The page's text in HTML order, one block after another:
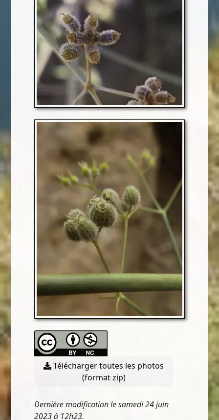
Télécharger toutes les photos
(format zip)
Dernière modification le samedi 24 juin
2023 à 12h23.